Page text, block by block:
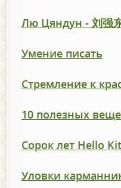
Лю Цяндун - 刘强
Умение писать
Стремление к
10 полезных
Сорок лет Hello
Уловки